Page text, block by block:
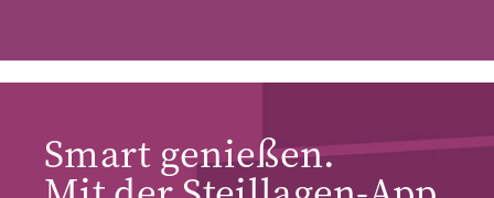
Smart genießen.